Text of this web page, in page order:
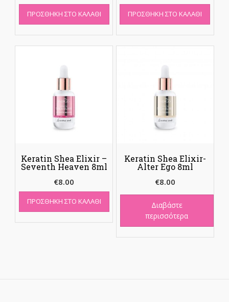
ΠΡΟΣΘΉΚΗ ΣΤΟ ΚΑΛΆΘΙ ΠΡΟΣΘΉΚΗ ΣΤΟ ΚΑΛΆΘΙ
Keratin Shea Elixir –
Seventh Heaven 8ml
€8.00
ΠΡΟΣΘΉΚΗ ΣΤΟ ΚΑΛΆΘΙ
Keratin Shea Elixir-
Alter Ego 8ml
€8.00
Διαβάστε
περισσότερα